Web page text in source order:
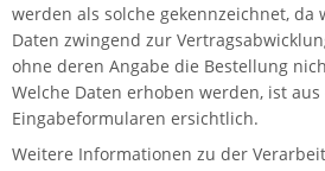
werden als solche gekennzeichnet, da
Daten zwingend zur
ohne deren Angabe die Bestellung
Welche Daten erhoben werden, ist
Eingabeformularen ersichtlich.
Weitere Informationen zu der